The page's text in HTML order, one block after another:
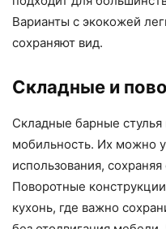
Варианты с экокожей
сохраняют вид.
Складные и
Складные барные
мобильность. Их можно
использования,
Поворотные
кухонь, где важно